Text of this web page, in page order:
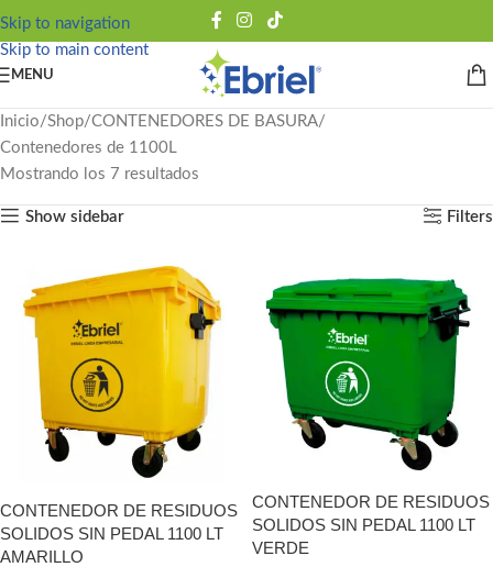
Skip to navigation
Skip to main content
MENU
Inicio Shop CONTENEDORES DE BASURA
Contenedores de 1100L
Mostrando los 7 resultados
Show sidebar Filters
CONTENEDOR DE RESIDUOS
SOLIDOS SIN PEDAL 1100 LT
AMARILLO
CONTENEDOR DE RESIDUOS
SOLIDOS SIN PEDAL 1100 LT
VERDE